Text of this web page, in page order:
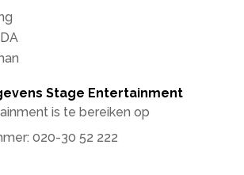
Stage Entertainment
is te bereiken op
020-30 52 222